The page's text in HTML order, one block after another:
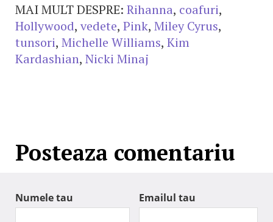
MAI MULT DESPRE: Rihanna, coafuri,
Hollywood, vedete, Pink, Miley Cyrus,
tunsori, Michelle Williams, Kim
Kardashian, Nicki Minaj
Posteaza comentariu
Numele tau Emailul tau